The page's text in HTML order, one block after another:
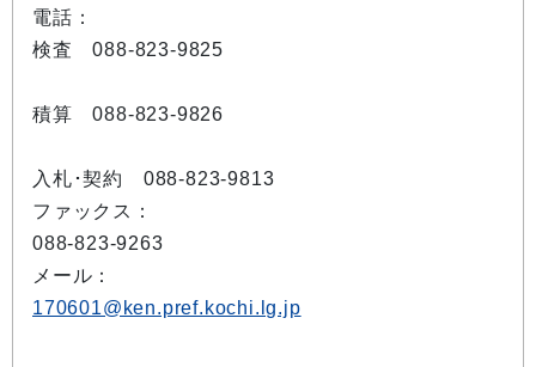
電話：
検査 088-823-9825
積算 088-823-9826
入札･契約 088-823-9813
ファックス：
088-823-9263
メール：
170601@ken.pref.kochi.lg.jp